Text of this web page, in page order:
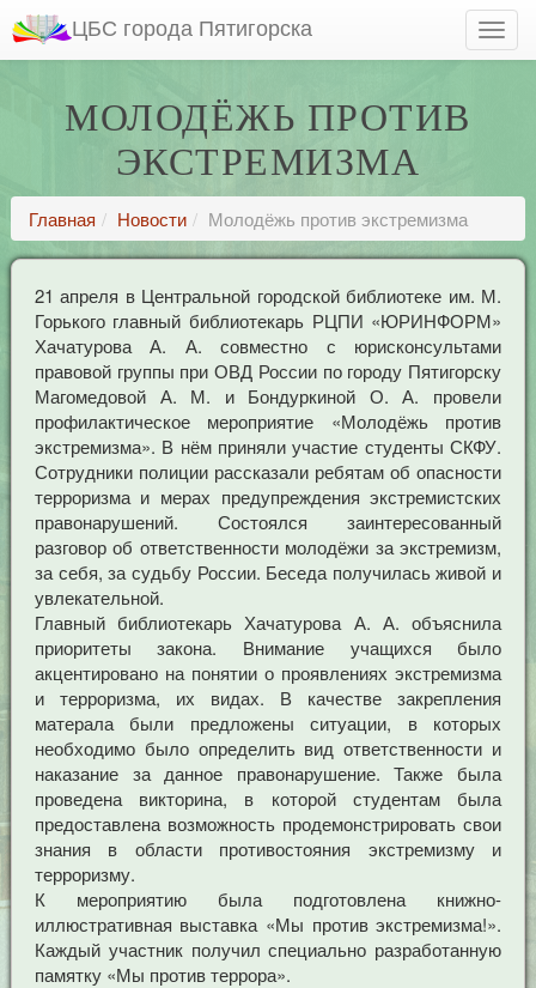
ЦБС города Пятигорска
МОЛОДЁЖЬ ПРОТИВ
ЭКСТРЕМИЗМА
Главная Новости Молодёжь против экстремизма
21 апреля в Центральной городской библиотеке им. М.
Горького главный библиотекарь РЦПИ «ЮРИНФОРМ»
Хачатурова А. А. совместно с юрисконсультами
правовой группы при ОВД России по городу Пятигорску
Магомедовой А. М. и Бондуркиной О. А. провели
профилактическое мероприятие «Молодёжь против
экстремизма». В нём приняли участие студенты СКФУ.
Сотрудники полиции рассказали ребятам об опасности
терроризма и мерах предупреждения экстремистских
правонарушений. Состоялся заинтересованный
разговор об ответственности молодёжи за экстремизм,
за себя, за судьбу России. Беседа получилась живой и
увлекательной.
Главный библиотекарь Хачатурова А. А. объяснила
приоритеты закона. Внимание учащихся было
акцентировано на понятии о проявлениях экстремизма
и терроризма, их видах. В качестве закрепления
матерала были предложены ситуации, в которых
необходимо было определить вид ответственности и
наказание за данное правонарушение. Также была
проведена викторина, в которой студентам была
предоставлена возможность продемонстрировать свои
знания в области противостояния экстремизму и
терроризму.
К мероприятию была подготовлена книжно-
иллюстративная выставка «Мы против экстремизма!».
Каждый участник получил специально разработанную
памятку «Мы против террора».